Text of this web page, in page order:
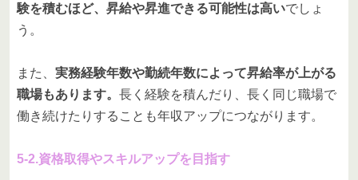
験を積むほど、昇給や昇進できる可能性は高いでしょ
う。
また、 実務経験年数や勤続年数によって昇給率が上がる
職場もあります。 長く経験を積んだり、長く同じ職場で
働き続けたりすることも年収アップにつながります。
5-2.資格取得やスキルアップを目指す